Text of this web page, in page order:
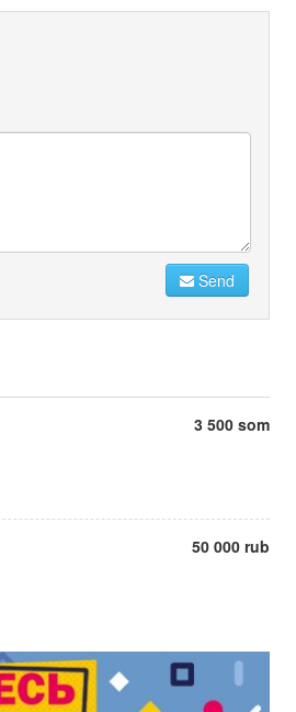
Send
3 500 som
50 000 rub